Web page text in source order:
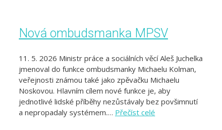
Nová ombudsmanka MPSV
11. 5. 2026 Ministr práce a sociálních věcí Aleš Juchelka
jmenoval do funkce ombudsmanky Michaelu Kolman,
veřejnosti známou také jako zpěvačku Michaelu
Noskovou. Hlavním cílem nové funkce je, aby
jednotlivé lidské příběhy nezůstávaly bez povšimnutí
a nepropadaly systémem.… Přečíst celé